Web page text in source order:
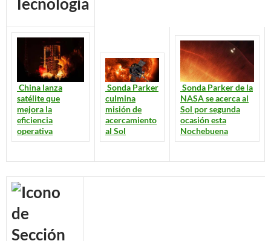
China lanza
satélite que
mejora la
eficiencia
operativa
Sonda Parker
culmina
misión de
acercamiento
al Sol
Sonda Parker de la
NASA se acerca al
Sol por segunda
ocasión esta
Nochebuena